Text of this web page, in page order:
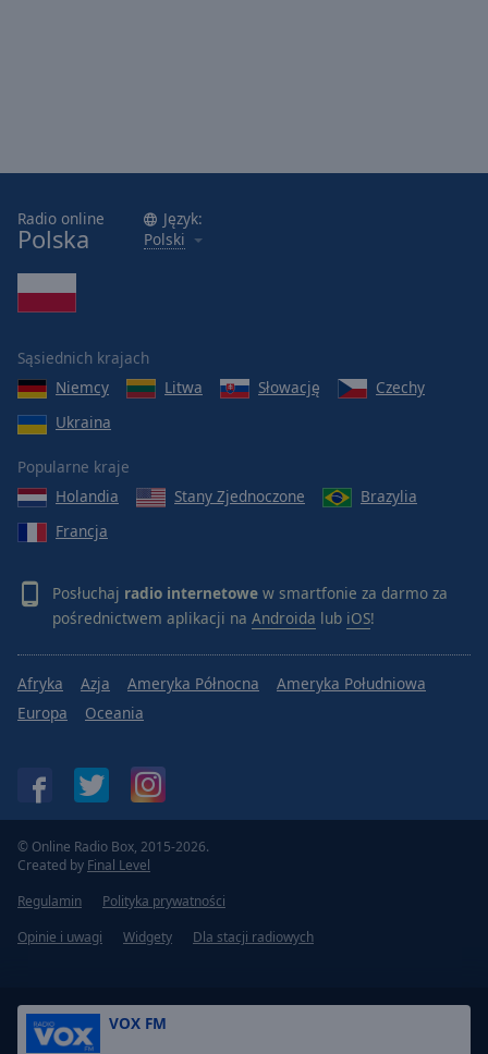
VOX FM
Radio online
Polska
Język:
Polski
Sąsiednich krajach
Niemcy
Litwa Słowację
Czechy
Ukraina
Popularne kraje
Holandia
Stany Zjednoczone
Brazylia
Francja
Posłuchaj radio internetowe w smartfonie za darmo za
pośrednictwem aplikacji na Androida lub iOS!
Afryka Azja Ameryka Północna
Ameryka Południowa
Europa
Oceania
© Online Radio Box, 2015-2026.
Created by Final Level
Regulamin
Polityka prywatności
Opinie i uwagi
Widgety Dla stacji radiowych